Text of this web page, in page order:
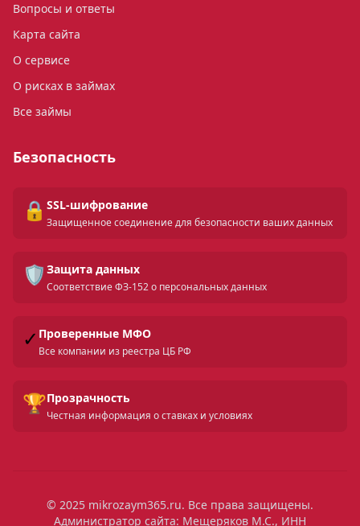
Вопросы и ответы
Карта сайта
О сервисе
О рисках в займах
Все займы
Безопасность
🔒 SSL-шифрование
Защищенное соединение для безопасности ваших данных
🛡️ Защита данных
Соответствие ФЗ-152 о персональных данных
✓ Проверенные МФО
Все компании из реестра ЦБ РФ
🏆Прозрачность
Честная информация о ставках и условиях
© 2025 mikrozaym365.ru. Все права защищены.
Администратор сайта: Мещеряков М.С., ИНН